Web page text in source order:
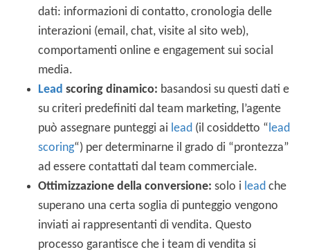
dati: informazioni di contatto, cronologia delle
interazioni (email, chat, visite al sito web),
comportamenti online e engagement sui social
media.
Lead scoring dinamico: basandosi su questi dati e
su criteri predefiniti dal team marketing, l’agente
può assegnare punteggi ai lead (il cosiddetto “lead
scoring“) per determinarne il grado di “prontezza”
ad essere contattati dal team commerciale.
Ottimizzazione della conversione: solo i lead che
superano una certa soglia di punteggio vengono
inviati ai rappresentanti di vendita. Questo
processo garantisce che i team di vendita si